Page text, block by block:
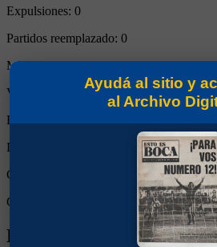
Expulsiones: 0
Partidos reemplazado: 0
Minutos Disputados:90
Victorias:
Empates:
Derrotas:
Goles de Boca:
Goles rivales:
Biografía de Alfredo
Ayudá al sitio y
al Archivo